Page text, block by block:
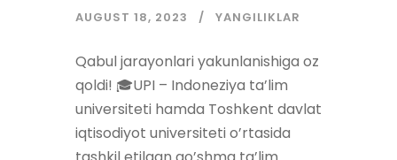
AUGUST 18, 2023 YANGILIKLAR
Qabul jarayonlari yakunlanishiga oz
qoldi! 🎓UPI – Indoneziya ta’lim
universiteti hamda Toshkent davlat
iqtisodiyot universiteti o’rtasida